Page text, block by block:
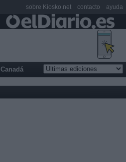
Canadá
sobre Kiosko.net contacto ayuda